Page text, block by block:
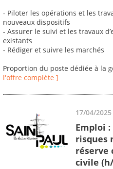
- Piloter les opérations et les
nouveaux dispositifs
- Assurer le suivi et les travaux
existants
- Rédiger et suivre les marchés
Proportion du poste dédiée à la
l'offre complète ]
17/04/2025
Emploi
risques
réserve
civile